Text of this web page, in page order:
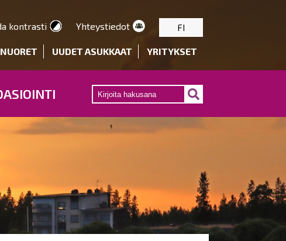
kontrasti Yhteystiedot FI
NUORET UUDET ASUKKAAT YRITYKSET